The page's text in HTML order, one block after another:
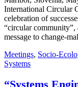
International Circular
celebration of
“circular community”,
message to change-
Meetings, Socio-
Systems
“Systems